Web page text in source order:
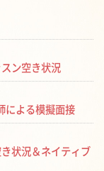
ン空き状況
による模擬面接
状況＆ネイティブ